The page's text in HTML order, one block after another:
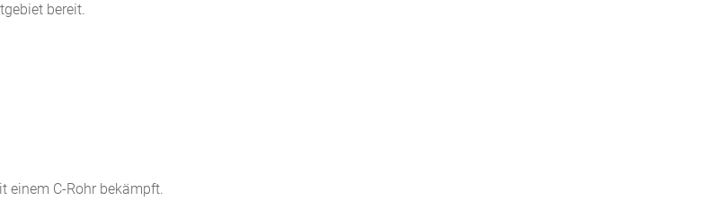
bereit.
einem C-Rohr bekämpft.